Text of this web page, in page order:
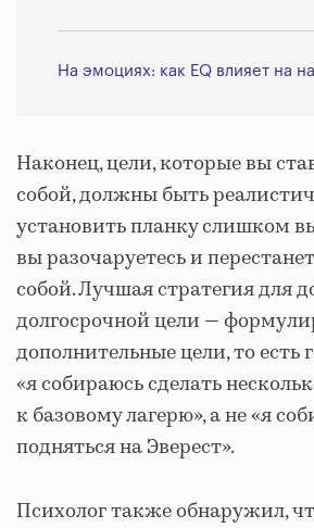
На эмоциях: как EQ влияет на
Наконец, цели, которые вы
собой, должны быть
установить планку слишком
вы разочаруетесь и
собой. Лучшая стратегия для
долгосрочной цели —
дополнительные цели, то есть
«я собираюсь сделать
к базовому лагерю», а не «я
подняться на Эверест».
Психолог также обнаружил,